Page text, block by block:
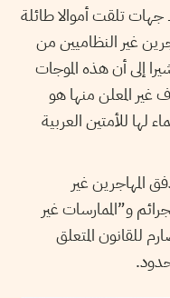
جهات تلقت أموالا طائلة
غير النظاميين من
إلى أن هذه الموجات
غير المعلن منها هو
لها للأمتين العربية
المهاجرين غير
و”الممارسات غير
للقانون المتعلق